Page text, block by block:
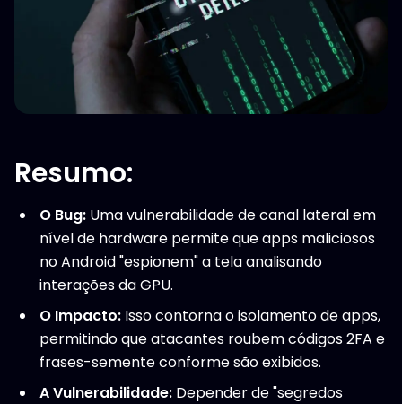
Resumo:
O Bug: Uma vulnerabilidade de canal lateral em
nível de hardware permite que apps maliciosos
no Android "espionem" a tela analisando
interações da GPU.
O Impacto: Isso contorna o isolamento de apps,
permitindo que atacantes roubem códigos 2FA e
frases-semente conforme são exibidos.
A Vulnerabilidade: Depender de "segredos